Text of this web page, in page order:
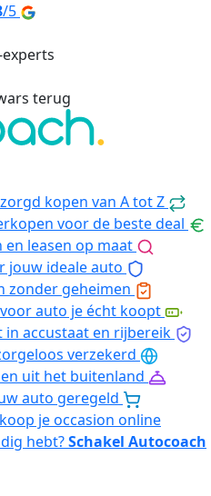
/5
terug
kopen van A tot Z
voor de beste deal
en leasen op maat
jouw ideale auto
zonder geheimen
auto je écht koopt
in accustaat en rijbereik
verzekerd
uit het buitenland
auto geregeld
je occasion online
hebt?Schakel Autocoach